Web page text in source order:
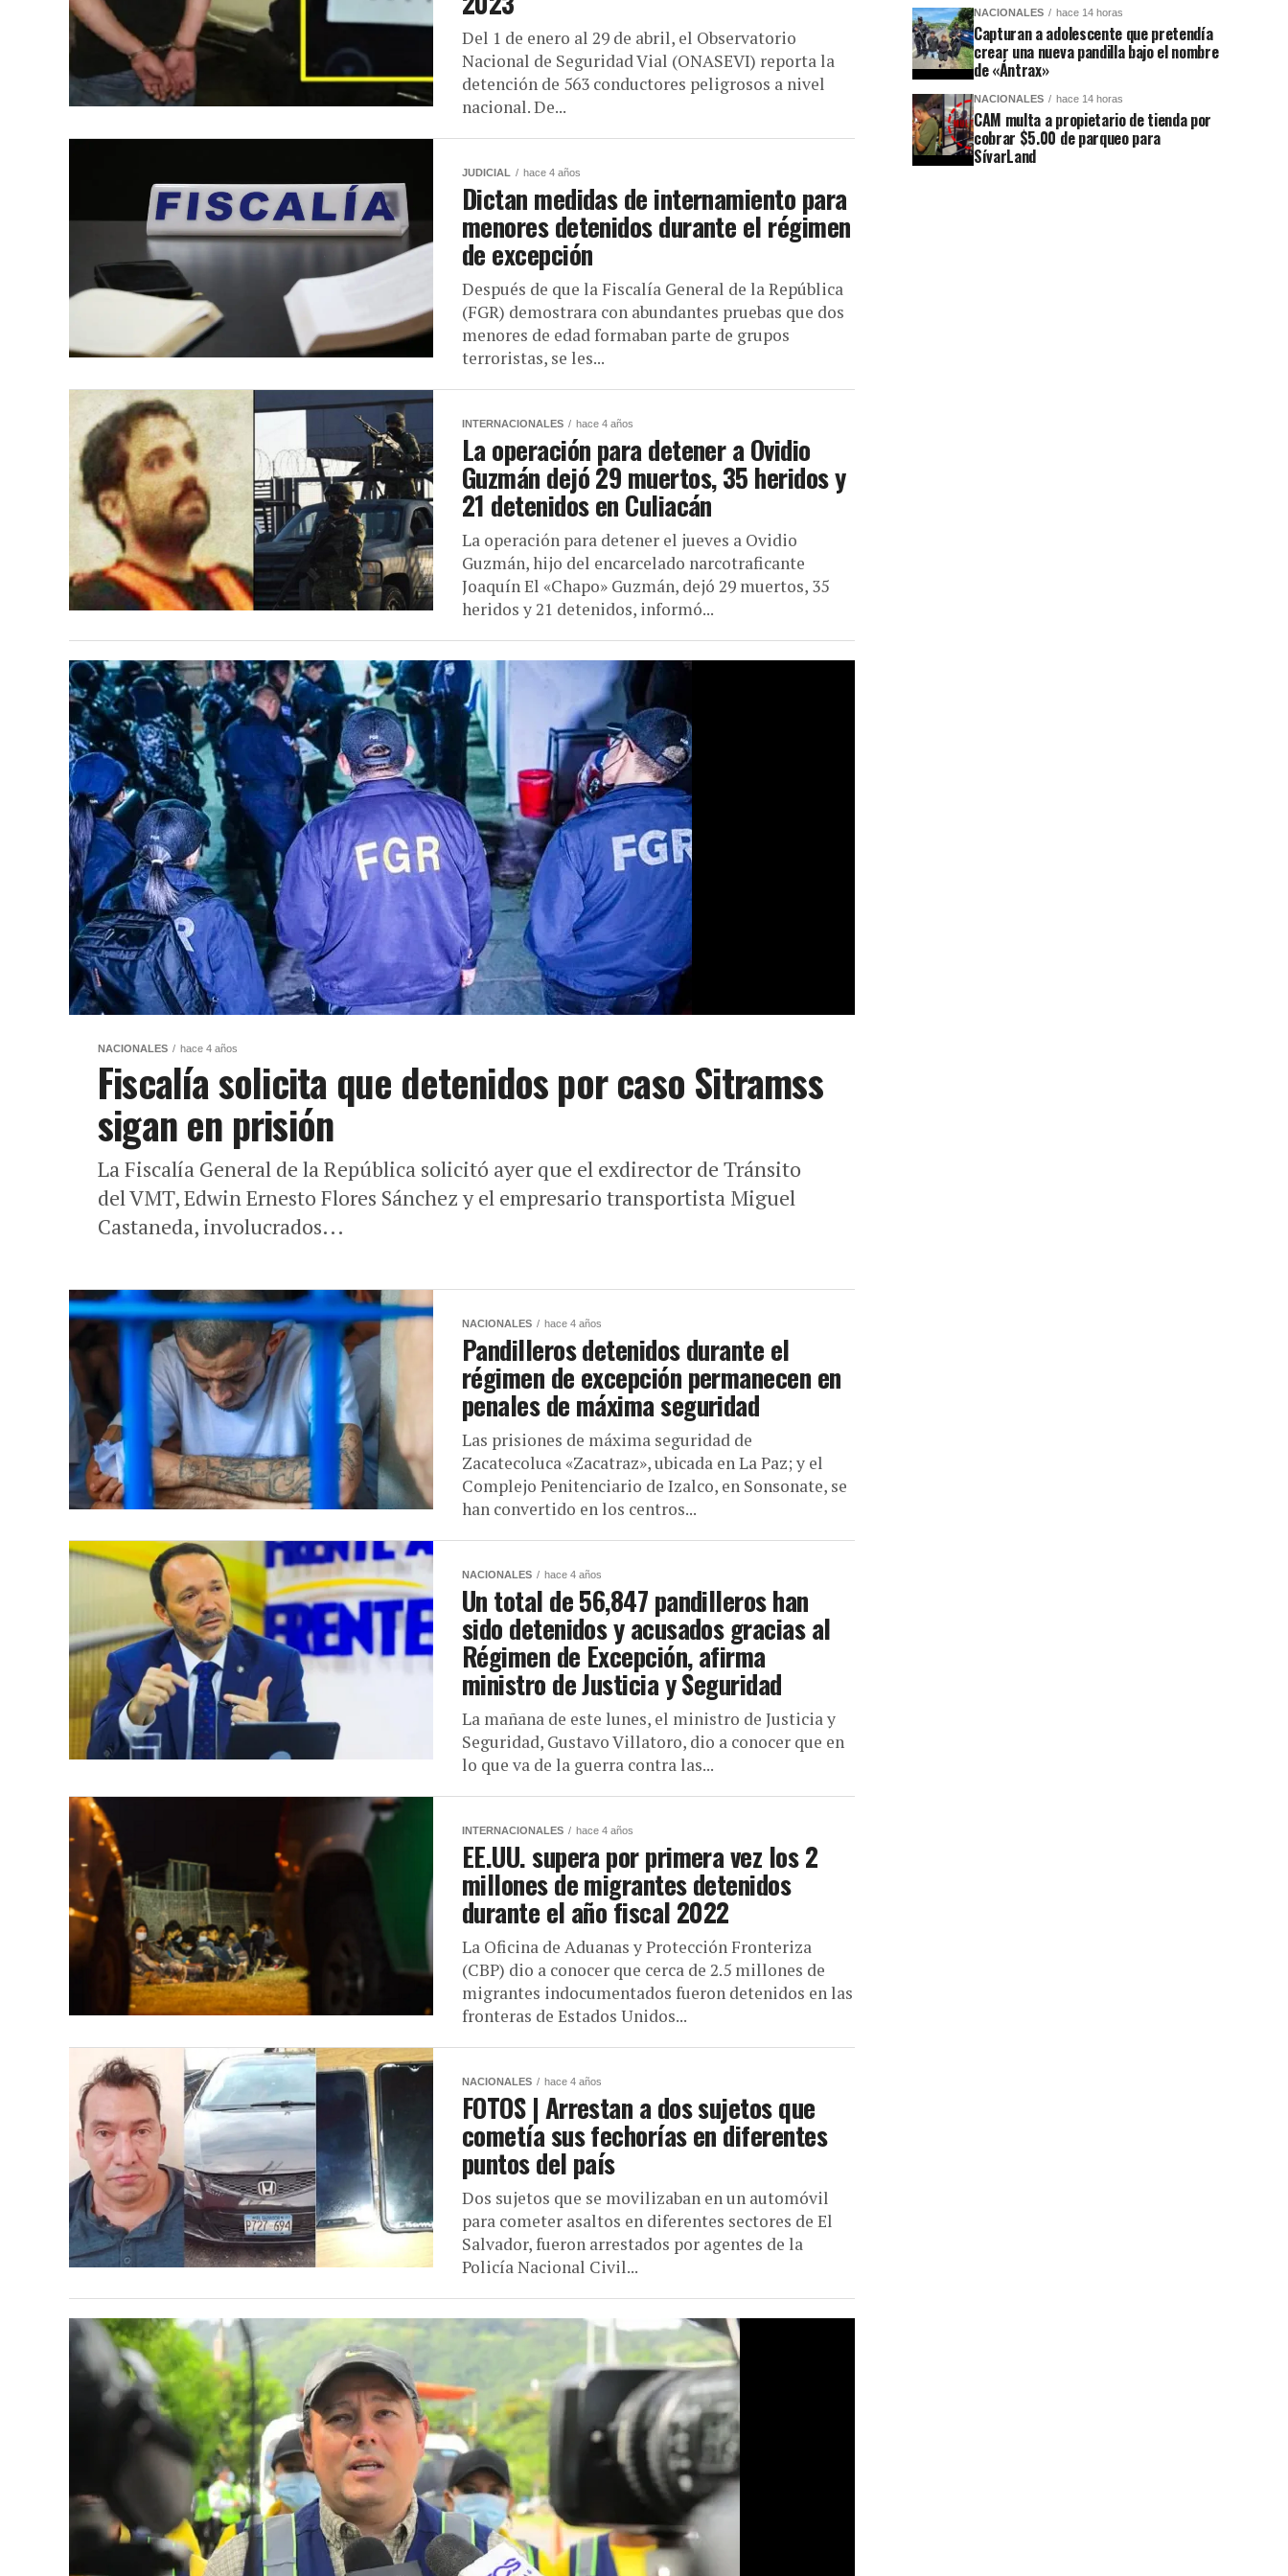
Del 1 de enero al 29 de abril, el Observatorio
Nacional de Seguridad Vial (ONASEVI) reporta la
detención de 563 conductores peligrosos a nivel
nacional. De...
JUDICIAL hace 4 años
Dictan medidas de internamiento para
menores detenidos durante el régimen
de excepción
Después de que la Fiscalía General de la República
(FGR) demostrara con abundantes pruebas que dos
menores de edad formaban parte de grupos
terroristas, se les...
INTERNACIONALES hace 4 años
La operación para detener a Ovidio
Guzmán dejó 29 muertos, 35 heridos y
21 detenidos en Culiacán
La operación para detener el jueves a Ovidio
Guzmán, hijo del encarcelado narcotraficante
Joaquín El «Chapo» Guzmán, dejó 29 muertos, 35
heridos y 21 detenidos, informó...
NACIONALES hace 4 años
Fiscalía solicita que detenidos por caso Sitramss
sigan en prisión
La Fiscalía General de la República solicitó ayer que el exdirector de Tránsito
del VMT, Edwin Ernesto Flores Sánchez y el empresario transportista Miguel
Castaneda, involucrados...
NACIONALES hace 4 años
Pandilleros detenidos durante el
régimen de excepción permanecen en
penales de máxima seguridad
Las prisiones de máxima seguridad de
Zacatecoluca «Zacatraz», ubicada en La Paz; y el
Complejo Penitenciario de Izalco, en Sonsonate, se
han convertido en los centros...
NACIONALES hace 4 años
Un total de 56,847 pandilleros han
sido detenidos y acusados gracias al
Régimen de Excepción, afirma
ministro de Justicia y Seguridad
La mañana de este lunes, el ministro de Justicia y
Seguridad, Gustavo Villatoro, dio a conocer que en
lo que va de la guerra contra las...
INTERNACIONALES hace 4 años
EE.UU. supera por primera vez los 2
millones de migrantes detenidos
durante el año fiscal 2022
La Oficina de Aduanas y Protección Fronteriza
(CBP) dio a conocer que cerca de 2.5 millones de
migrantes indocumentados fueron detenidos en las
fronteras de Estados Unidos...
NACIONALES hace 4 años
FOTOS | Arrestan a dos sujetos que
cometía sus fechorías en diferentes
puntos del país
Dos sujetos que se movilizaban en un automóvil
para cometer asaltos en diferentes sectores de El
Salvador, fueron arrestados por agentes de la
Policía Nacional Civil...
NACIONALES hace 14 horas
Capturan a adolescente que pretendía
crear una nueva pandilla bajo el nombre
de «Ántrax»
NACIONALES hace 14 horas
CAM multa a propietario de tienda por
cobrar $5.00 de parqueo para
SívarLand